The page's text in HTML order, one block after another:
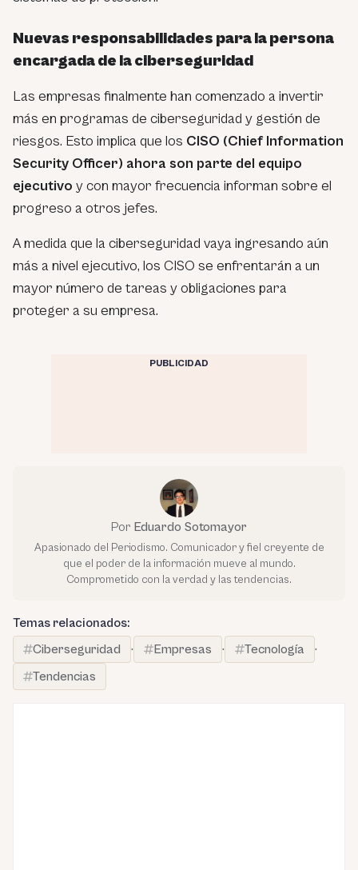
Nuevas responsabilidades para la persona
encargada de la ciberseguridad
Las empresas finalmente han comenzado a invertir
más en programas de ciberseguridad y gestión de
riesgos. Esto implica que los CISO (Chief Information
Security Officer) ahora son parte del equipo
ejecutivo y con mayor frecuencia informan sobre el
progreso a otros jefes.
A medida que la ciberseguridad vaya ingresando aún
más a nivel ejecutivo, los CISO se enfrentarán a un
mayor número de tareas y obligaciones para
proteger a su empresa.
PUBLICIDAD
Por Eduardo Sotomayor
Apasionado del Periodismo. Comunicador y fiel creyente de
que el poder de la información mueve al mundo.
Comprometido con la verdad y las tendencias.
Temas relacionados:
Ciberseguridad
· Empresas · Tecnología
·
Tendencias